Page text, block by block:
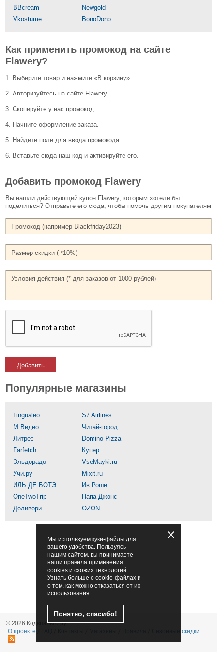
BBcream
Newgold
Vkostume
BonoDono
Как применить промокод на сайте
Flawery?
1. Выберите товар и нажмите «В корзину».
2. Авторизуйтесь на сайте Flawery.
3. Скопируйте у нас промокод.
4. Начните оформление заказа.
5. Найдите поле для ввода промокода.
6. Вставьте сюда наш код и активируйте его.
Добавить промокод Flawery
Вы нашли действующий купон Flawery, которым хотели бы
поделиться? Отправьте его сюда, чтобы помочь другим покупателям
Добавить
Популярные магазины
Lingualeo
S7 Airlines
М.Видео
Читай-город
Литрес
Domino Pizza
Farfetch
Купер
Эльдорадо
VseMayki.ru
Учи.ру
Mixit.ru
ИЛЬ ДЕ БОТЭ
Ив Роше
OneTwoTrip
Папа Джонс
Деливери
OZON
© 2026 Кодвпальто.ру
О проекте
Сезонные скидки
Мы используем куки-файлы для
вашего удобства. Пользуясь
нашим сайтом, вы принимаете
наши правила применения
cookies и схожих технологий.
Узнать больше о cookie-файлах и
о том, как можно отказаться от их
использования
Понятно, спасибо!